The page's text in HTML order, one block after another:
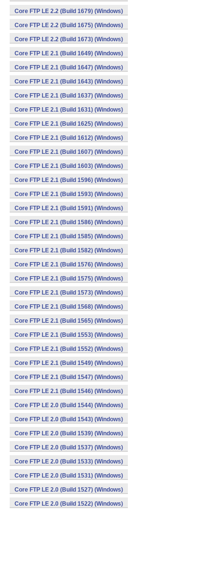
Core FTP LE 2.2 (Build 1679) (Windows)
Core FTP LE 2.2 (Build 1675) (Windows)
Core FTP LE 2.2 (Build 1673) (Windows)
Core FTP LE 2.1 (Build 1649) (Windows)
Core FTP LE 2.1 (Build 1647) (Windows)
Core FTP LE 2.1 (Build 1643) (Windows)
Core FTP LE 2.1 (Build 1637) (Windows)
Core FTP LE 2.1 (Build 1631) (Windows)
Core FTP LE 2.1 (Build 1625) (Windows)
Core FTP LE 2.1 (Build 1612) (Windows)
Core FTP LE 2.1 (Build 1607) (Windows)
Core FTP LE 2.1 (Build 1603) (Windows)
Core FTP LE 2.1 (Build 1596) (Windows)
Core FTP LE 2.1 (Build 1593) (Windows)
Core FTP LE 2.1 (Build 1591) (Windows)
Core FTP LE 2.1 (Build 1586) (Windows)
Core FTP LE 2.1 (Build 1585) (Windows)
Core FTP LE 2.1 (Build 1582) (Windows)
Core FTP LE 2.1 (Build 1576) (Windows)
Core FTP LE 2.1 (Build 1575) (Windows)
Core FTP LE 2.1 (Build 1573) (Windows)
Core FTP LE 2.1 (Build 1568) (Windows)
Core FTP LE 2.1 (Build 1565) (Windows)
Core FTP LE 2.1 (Build 1553) (Windows)
Core FTP LE 2.1 (Build 1552) (Windows)
Core FTP LE 2.1 (Build 1549) (Windows)
Core FTP LE 2.1 (Build 1547) (Windows)
Core FTP LE 2.1 (Build 1546) (Windows)
Core FTP LE 2.0 (Build 1544) (Windows)
Core FTP LE 2.0 (Build 1543) (Windows)
Core FTP LE 2.0 (Build 1539) (Windows)
Core FTP LE 2.0 (Build 1537) (Windows)
Core FTP LE 2.0 (Build 1533) (Windows)
Core FTP LE 2.0 (Build 1531) (Windows)
Core FTP LE 2.0 (Build 1527) (Windows)
Core FTP LE 2.0 (Build 1522) (Windows)